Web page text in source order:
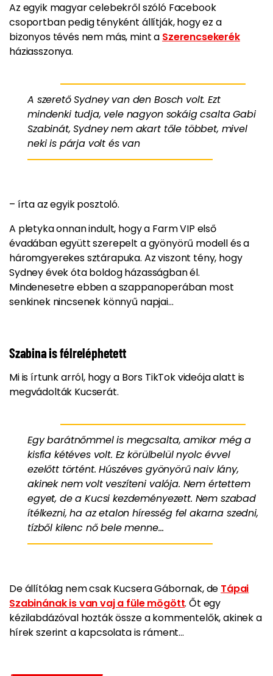
Az egyik magyar celebekről szóló Facebook
csoportban pedig tényként állítják, hogy ez a
bizonyos tévés nem más, mint a Szerencsekerék
háziasszonya.
A szerető Sydney van den Bosch volt. Ezt
mindenki tudja, vele nagyon sokáig csalta Gabi
Szabinát, Sydney nem akart tőle többet, mivel
neki is párja volt és van
– írta az egyik posztoló.
A pletyka onnan indult, hogy a Farm VIP első
évadában együtt szerepelt a gyönyörű modell és a
háromgyerekes sztárapuka. Az viszont tény, hogy
Sydney évek óta boldog házasságban él.
Mindenesetre ebben a szappanoperában most
senkinek nincsenek könnyű napjai…
Szabina is félreléphetett
Mi is írtunk arról, hogy a Bors TikTok videója alatt is
megvádolták Kucserát.
Egy barátnőmmel is megcsalta, amikor még a
kisfia kétéves volt. Ez körülbelül nyolc évvel
ezelőtt történt. Húszéves gyönyörű naiv lány,
akinek nem volt veszíteni valója. Nem értettem
egyet, de a Kucsi kezdeményezett. Nem szabad
ítélkezni, ha az etalon híresség fel akarna szedni,
tízből kilenc nő bele menne…
De állítólag nem csak Kucsera Gábornak, de Tápai
Szabinának is van vaj a füle mögött. Őt egy
kézilabdázóval hozták össze a kommentelők, akinek a
hírek szerint a kapcsolata is ráment…